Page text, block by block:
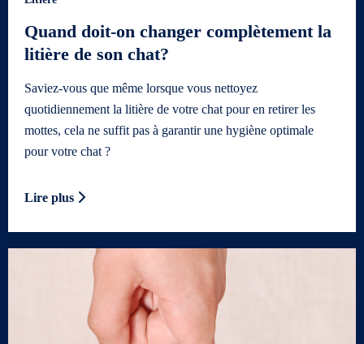
Quand doit-on changer complètement la
litière de son chat?
Saviez-vous que même lorsque vous nettoyez
quotidiennement la litière de votre chat pour en retirer les
mottes, cela ne suffit pas à garantir une hygiène optimale
pour votre chat ?
Lire plus